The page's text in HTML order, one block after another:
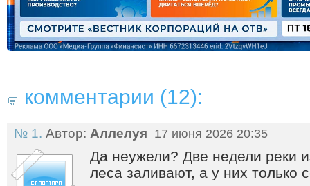
комментарии (12):
№ 1. Автор: Аллелуя 17 июня 2026 20:35
Да неужели? Две недели реки
леса заливают, а у них только